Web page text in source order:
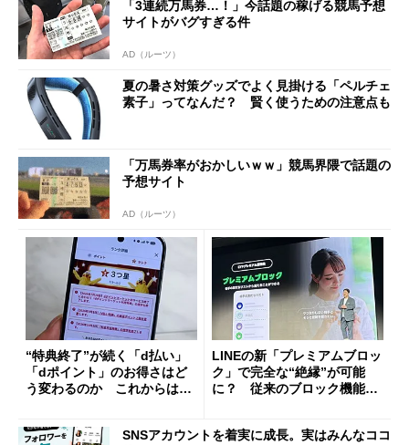
「3連続万馬券…！」今話題の稼げる競馬予想
サイトがバグすぎる件
AD（ルーツ）
夏の暑さ対策グッズでよく見掛ける「ペルチェ
素子」ってなんだ？ 賢く使うための注意点も
「万馬券率がおかしいｗｗ」競馬界隈で話題の
予想サイト
AD（ルーツ）
“特典終了”が続く「d払い」
「dポイント」のお得さはど
う変わるのか これからは
LINEの新「プレミアムブロッ
ク」で完全な“絶縁”が可能
に？ 従来のブロック機能と
SNSアカウントを着実に成長。実はみんなココ